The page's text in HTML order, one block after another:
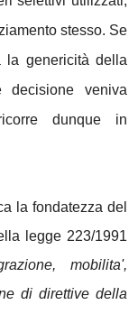
stesso. Se
la genericità della
decisione veniva
dunque in
la fondatezza del
legge 223/1991
mobilita',
di direttive della